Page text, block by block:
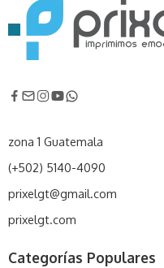
zona 1 Guatemala
(+502) 5140-4090
prixelgt@gmail.com
prixelgt.com
Categorías Populares